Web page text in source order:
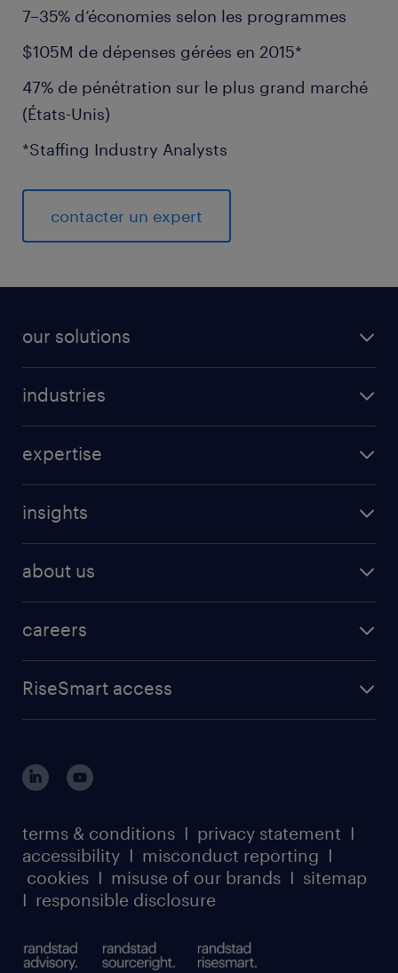
7–35% d’économies selon les programmes
$105M de dépenses gérées en 2015*
47% de pénétration sur le plus grand marché
(États-Unis)
*Staffing Industry Analysts
contacter un expert
our solutions
industries
expertise
insights
about us
careers
RiseSmart access
terms & conditions I privacy statement I
accessibility I misconduct reporting I
cookies I misuse of our brands I sitemap
I responsible disclosure